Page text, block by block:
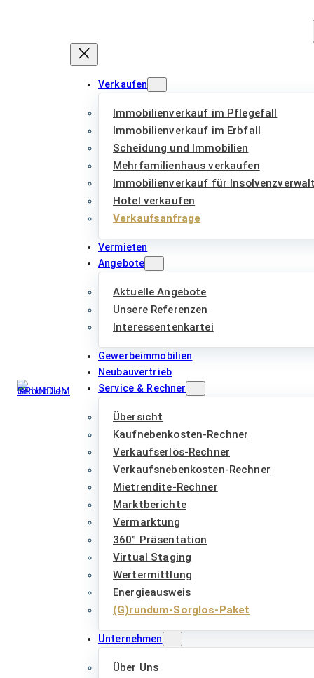
Verkaufen
Immobilienverkauf im Pflegefall
Immobilienverkauf im Erbfall
Scheidung und Immobilien
Mehrfamilienhaus verkaufen
Immobilienverkauf für
Hotel verkaufen
Verkaufsanfrage
Vermieten
Angebote
Aktuelle Angebote
Unsere Referenzen
Interessentenkartei
Gewerbeimmobilien
Neubauvertrieb
Service & Rechner
Übersicht
Kaufnebenkosten-Rechner
Verkaufserlös-Rechner
Verkaufsnebenkosten-Rechner
Mietrendite-Rechner
Marktberichte
Vermarktung
360° Präsentation
Virtual Staging
Wertermittlung
Energieausweis
(G)rundum-Sorglos-Paket
Unternehmen
Über Uns